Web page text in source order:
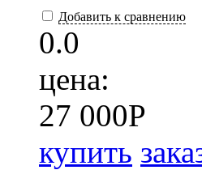
Добавить к сравнению
0.0
цена:
27 000P
купить